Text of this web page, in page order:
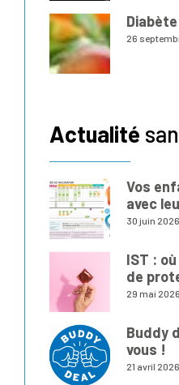
26
Actualité
Vos
avec
30 juin 2026
IST :
de
29 mai 2026
Buddy
vous !
21 avril 2026